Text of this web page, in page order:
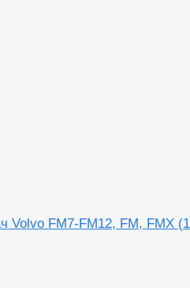
Volvo FM7-FM12, FM, FMX